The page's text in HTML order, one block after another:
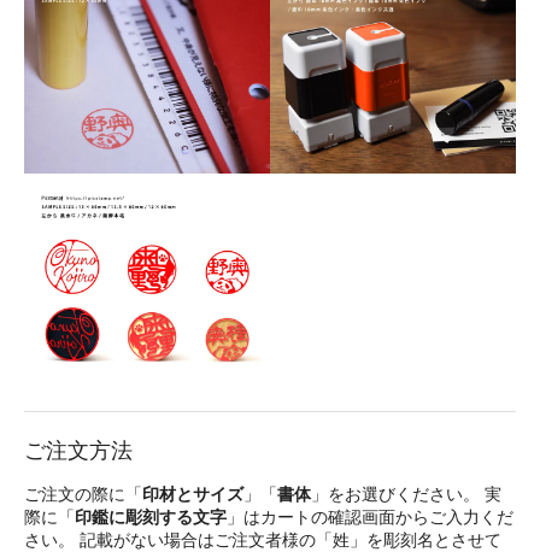
ご注文方法
ご注文の際に「印材とサイズ」「書体」をお選びください。 実
際に「印鑑に彫刻する文字 」はカートの確認画面からご入力くだ
さい。 記載がない場合はご注文者様の「姓」を彫刻名とさせて